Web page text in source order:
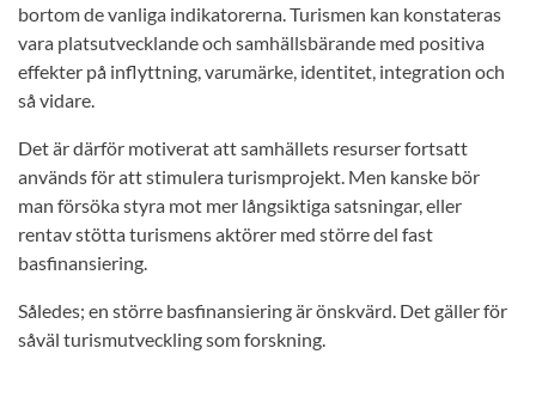
bortom de vanliga indikatorerna. Turismen kan konstateras
vara platsutvecklande och samhällsbärande med positiva
effekter på inflyttning, varumärke, identitet, integration och
så vidare.
Det är därför motiverat att samhällets resurser fortsatt
används för att stimulera turismprojekt. Men kanske bör
man försöka styra mot mer långsiktiga satsningar, eller
rentav stötta turismens aktörer med större del fast
basfinansiering.
Således; en större basfinansiering är önskvärd. Det gäller för
såväl turismutveckling som forskning.